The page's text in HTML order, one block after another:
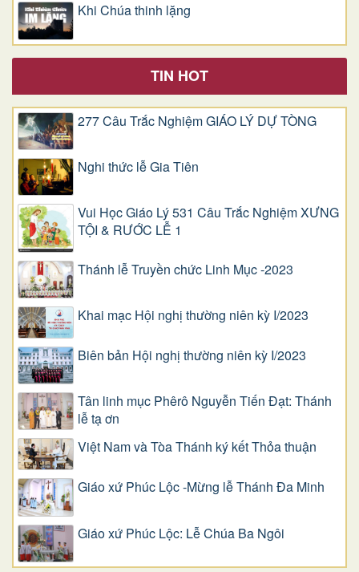
Khi Chúa thinh lặng
TIN HOT
277 Câu Trắc Nghiệm GIÁO LÝ DỰ TÒNG
Nghi thức lễ Gia Tiên
Vui Học Giáo Lý 531 Câu Trắc Nghiệm XƯNG
TỘI & RƯỚC LỄ 1
Thánh lễ Truyền chức Linh Mục -2023
Khai mạc Hội nghị thường niên kỳ I/2023
Biên bản Hội nghị thường niên kỳ I/2023
Tân linh mục Phêrô Nguyễn Tiến Đạt: Thánh
lễ tạ ơn
Việt Nam và Tòa Thánh ký kết Thỏa thuận
Giáo xứ Phúc Lộc -Mừng lễ Thánh Đa Minh
Giáo xứ Phúc Lộc: Lễ Chúa Ba Ngôi